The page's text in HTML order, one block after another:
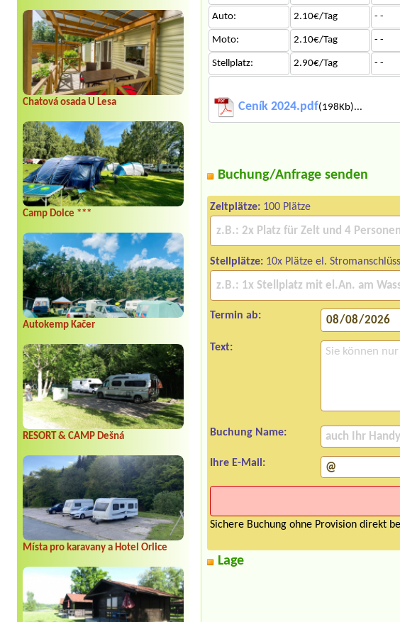
Chatová osada U Lesa
Camp Dolce ***
Autokemp Kačer
RESORT & CAMP Dešná
Místa pro karavany a Hotel Orlice
Auto: 2.10€/Tag - -
Moto: 2.10€/Tag - -
Stellplatz: 2.90€/Tag - -
Ceník 2024.pdf(198Kb)...
Buchung/Anfrage senden
Zeltplätze: 100 Plätze
Stellplätze: 10x Plätze el.
Termin ab:
Text:
Buchung Name:
Ihre E-Mail:
Sichere Buchung ohne Provision direkt
Lage